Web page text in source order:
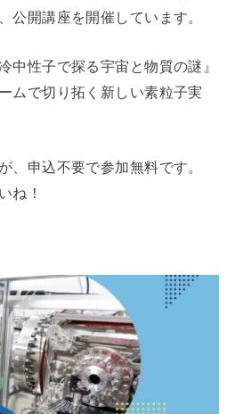
公開講座を開催しています。
中性子で探る宇宙と物質の謎』
ムで切り拓く新しい素粒子実
、申込不要で参加無料です。
ね！